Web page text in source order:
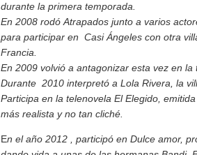
durante la primera temporada.
En 2008 rodó Atrapados junto a varios
para participar en Casi Ángeles con otra
Francia.
En 2009 volvió a antagonizar esta vez en la
Durante 2010 interpretó a Lola Rivera, la
Participa en la telenovela El Elegido,
más realista y no tan cliché.
En el año 2012 , participó en Dulce amor,